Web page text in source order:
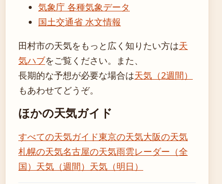
気象庁 各種気象データ
国土交通省 水文情報
田村市の天気をもっと広く知りたい方は天
気ハブをご覧ください。また、
長期的な予想が必要な場合は天気（2週間）
もあわせてどうぞ。
ほかの天気ガイド
すべての天気ガイド東京の天気大阪の天気
札幌の天気名古屋の天気雨雲レーダー（全
国） 天気（週間） 天気（明日）